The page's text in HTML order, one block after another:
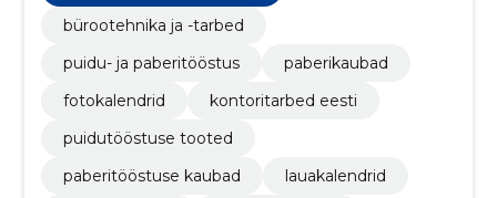
bürootehnika ja -tarbed
puidu- ja paberitööstus
paberikaubad
fotokalendrid
kontoritarbed eesti
puidutööstuse tooted
paberitööstuse kaubad
lauakalendrid